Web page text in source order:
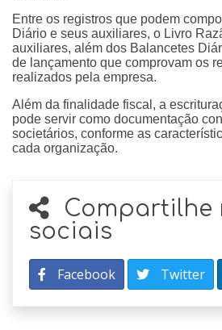
Entre os registros que podem
Diário e seus auxiliares, o Livro
auxiliares, além dos Balancetes
de lançamento que comprovam os
realizados pela empresa.
Além da finalidade fiscal, a
pode servir como documentação
societários, conforme as
cada organização.
Compartilhe
sociais
Facebook Twitter